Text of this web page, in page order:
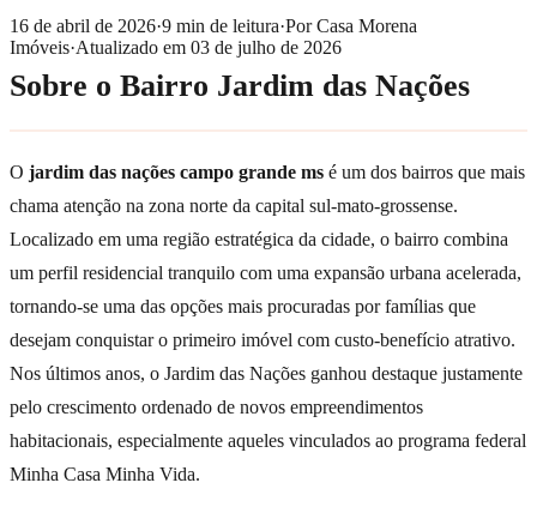
16 de abril de 2026·9 min de leitura·PorCasa Morena
Imóveis·Atualizado em 03 de julho de 2026
Sobre o Bairro Jardim das Nações
O jardim das nações campo grande ms é um dos bairros que mais
chama atenção na zona norte da capital sul-mato-grossense.
Localizado em uma região estratégica da cidade, o bairro combina
um perfil residencial tranquilo com uma expansão urbana acelerada,
tornando-se uma das opções mais procuradas por famílias que
desejam conquistar o primeiro imóvel com custo-benefício atrativo.
Nos últimos anos, o Jardim das Nações ganhou destaque justamente
pelo crescimento ordenado de novos empreendimentos
habitacionais, especialmente aqueles vinculados ao programa federal
Minha Casa Minha Vida.